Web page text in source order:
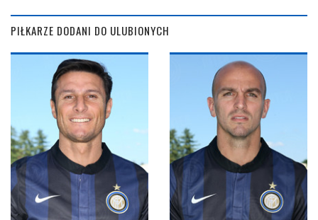
PIŁKARZE DODANI DO ULUBIONYCH